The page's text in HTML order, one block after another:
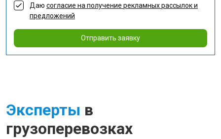
Даю согласие на получение рекламных рассылок и
предложений
Отправить заявку
Эксперты в
грузоперевозках